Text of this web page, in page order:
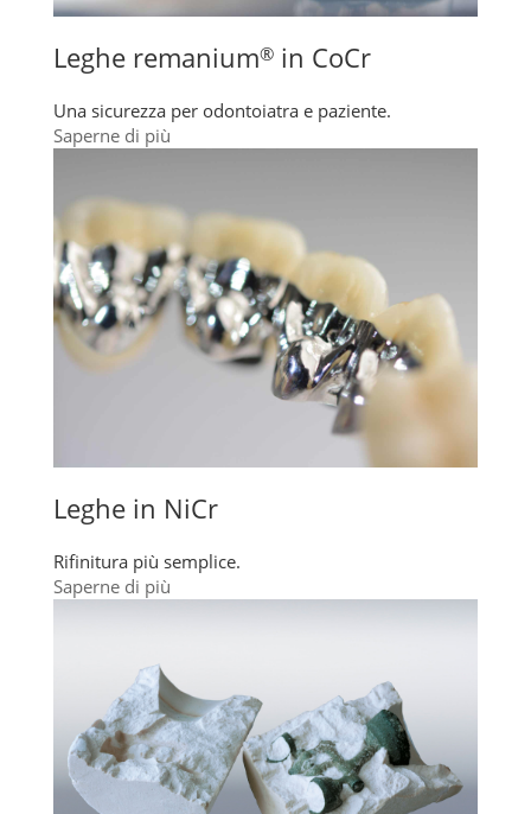
Leghe remanium® in CoCr
Una sicurezza per odontoiatra e paziente.
Saperne di più
Leghe in NiCr
Rifinitura più semplice.
Saperne di più